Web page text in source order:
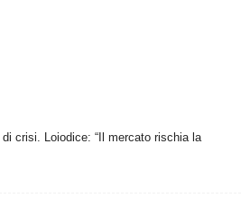
crisi. Loiodice: “Il mercato rischia la